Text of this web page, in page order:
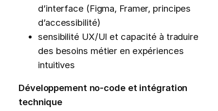
d’interface (Figma, Framer, principes
d’accessibilité)
sensibilité UX/UI et capacité à traduire
des besoins métier en expériences
intuitives
Développement no-code et intégration
technique